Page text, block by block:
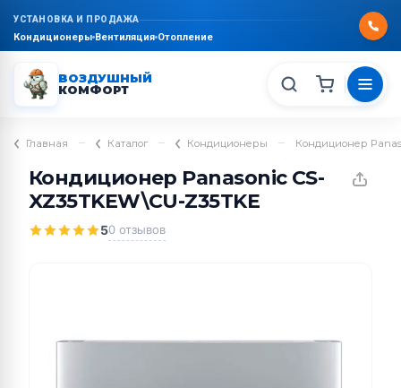
УСТАНОВКА И ПРОДАЖА
Кондиционеры Вентиляция Отопление
ВОЗДУШНЫЙ
КОМФОРТ
Главная – Каталог – Кондиционеры – Кондиционер
Кондиционер Panasonic CS-
XZ35TKEW\CU-Z35TKE
50 отзывов